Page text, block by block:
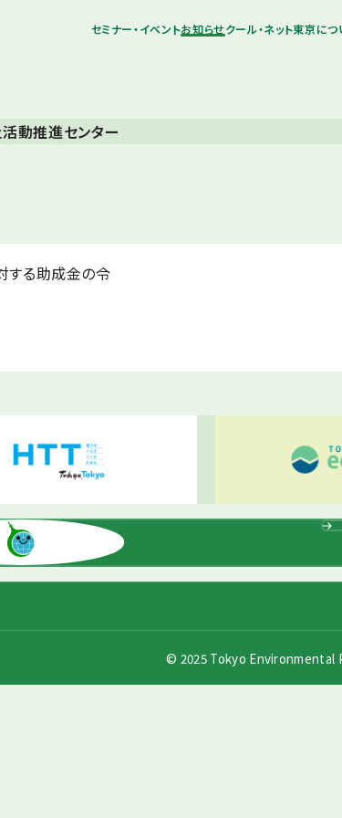
セミナー・イベントお知らせクール・ネット東京につ
動推進センター
する助成金の令
© 2025 Tokyo Environmental